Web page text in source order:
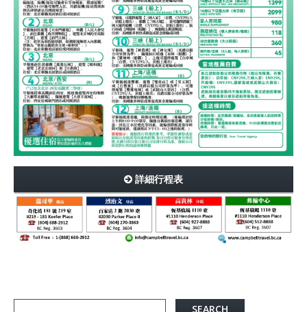
詳細行程表